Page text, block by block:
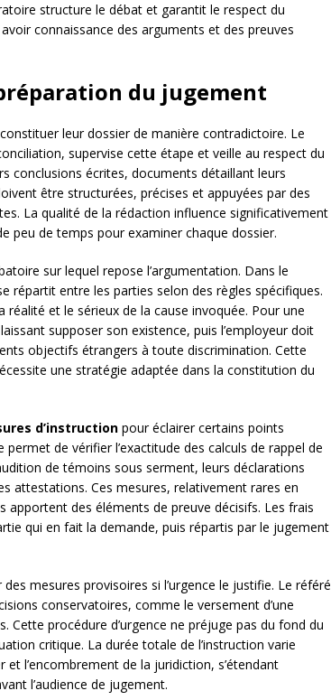
structure le débat et garantit le respect du
connaissance des arguments et des preuves
du jugement
leur dossier de manière contradictoire. Le
supervise cette étape et veille au respect du
conclusions écrites, documents détaillant leurs
être structurées, précises et appuyées par des
La qualité de la rédaction influence significativement
peu de temps pour examiner chaque dossier.
sur lequel repose l’argumentation. Dans le
répartit entre les parties selon des règles spécifiques.
et le sérieux de la cause invoquée. Pour une
supposer son existence, puis l’employeur doit
objectifs étrangers à toute discrimination. Cette
une stratégie adaptée dans la constitution du
d’instruction pour éclairer certains points
de vérifier l’exactitude des calculs de rappel de
de témoins sous serment, leurs déclarations
attestations. Ces mesures, relativement rares en
des éléments de preuve décisifs. Les frais
qui en fait la demande, puis répartis par le jugement
mesures provisoires si l’urgence le justifie. Le référé
conservatoires, comme le versement d’une
procédure d’urgence ne préjuge pas du fond du
critique. La durée totale de l’instruction varie
l’encombrement de la juridiction, s’étendant
l’audience de jugement.